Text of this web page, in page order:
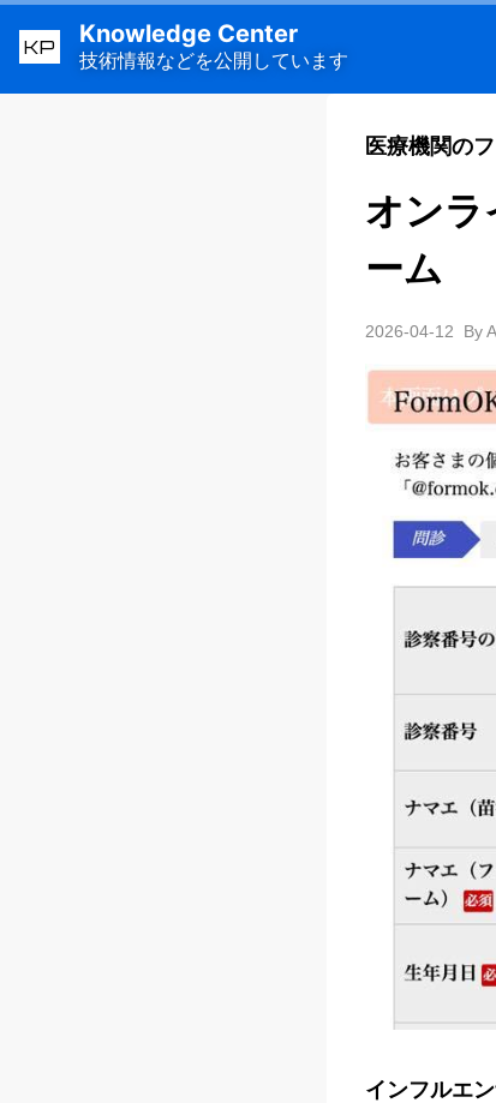
KP Knowledge Center
技術情報などを公開しています
医療機関の
オンラ
ーム
2026-04-12 By
インフルエ